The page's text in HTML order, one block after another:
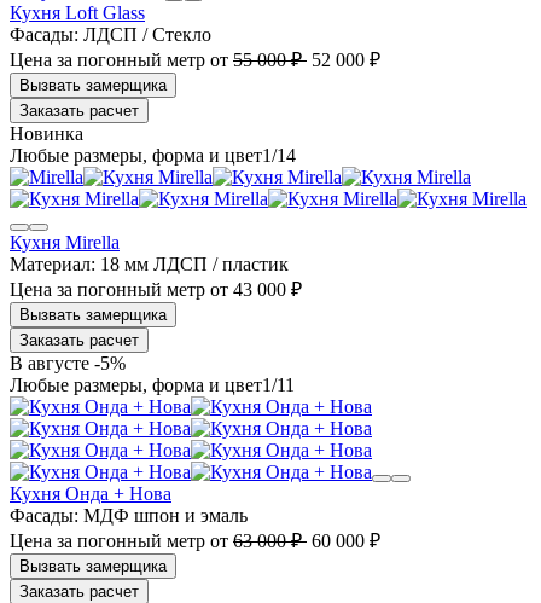
Кухня Loft Glass
Фасады: ЛДСП / Стекло
Цена за погонный метр от 55 000 ₽ 52 000 ₽
Заказать расчет
1/14
Кухня Mirella
Материал: 18 мм ЛДСП / пластик
Цена за погонный метр от 43 000 ₽
Заказать расчет
В августе -5%
1/11
Кухня Онда + Нова
Фасады: МДФ шпон и эмаль
Цена за погонный метр от 63 000 ₽ 60 000 ₽
Заказать расчет